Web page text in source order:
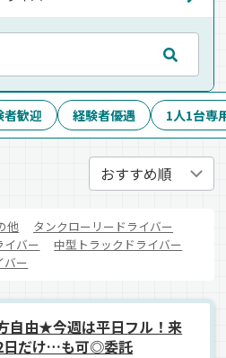
者歓迎 経験者優遇 1人1台専
他
タンクローリードライバー
イバー
中型トラックドライバー
バー
自由★今週は平日フル！来
日だけ…も可◎委託